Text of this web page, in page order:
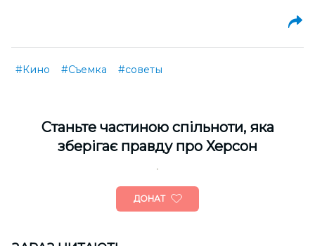
#Кино #Съемка #советы
Cтаньте частиною спільноти, яка
зберігає правду про Херсон
ДОНАТ